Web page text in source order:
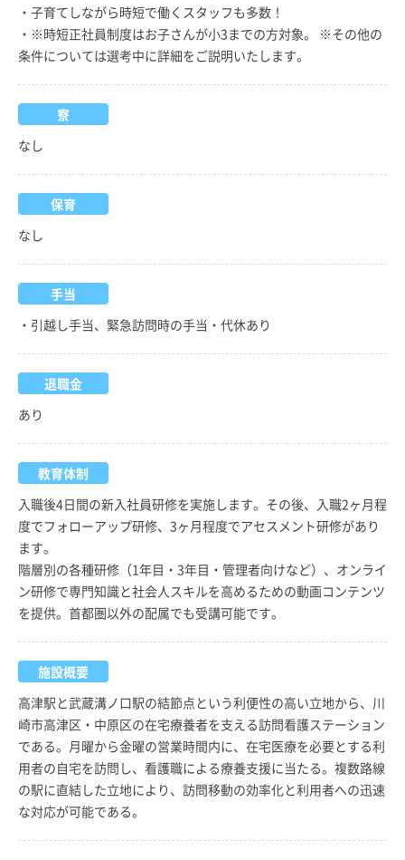
・子育てしながら時短で働くスタッフも多数！
・※時短正社員制度はお子さんが小3までの方対象。 ※その他の
条件については選考中に詳細をご説明いたします。
寮
なし
保育
なし
手当
・引越し手当、緊急訪問時の手当・代休あり
退職金
あり
教育体制
入職後4日間の新入社員研修を実施します。その後、入職2ヶ月程
度でフォローアップ研修、3ヶ月程度でアセスメント研修があり
ます。
階層別の各種研修（1年目・3年目・管理者向けなど）、オンライ
ン研修で専門知識と社会人スキルを高めるための動画コンテンツ
を提供。首都圏以外の配属でも受講可能です。
施設概要
高津駅と武蔵溝ノ口駅の結節点という利便性の高い立地から、川
崎市高津区・中原区の在宅療養者を支える訪問看護ステーション
である。月曜から金曜の営業時間内に、在宅医療を必要とする利
用者の自宅を訪問し、看護職による療養支援に当たる。複数路線
の駅に直結した立地により、訪問移動の効率化と利用者への迅速
な対応が可能である。